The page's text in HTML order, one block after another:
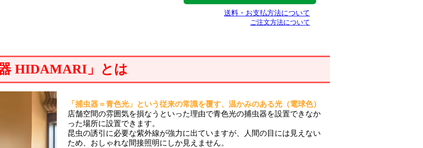
送料・お支払方法について
ご注文方法について
器 HIDAMARI」とは
「捕虫器＝青色光」という従来の常識を覆す、温かみのある光（電球色）
店舗空間の雰囲気を損なうといった理由で青色光の捕虫器を設置できなか
った場所に設置できます。
昆虫の誘引に必要な紫外線が強力に出ていますが、人間の目には見えない
ため、おしゃれな間接照明にしか見えません。